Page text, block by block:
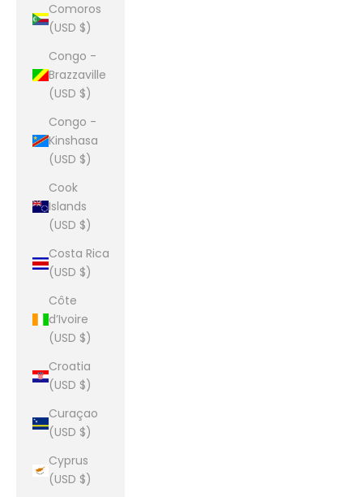
Comoros
(USD $)
Congo -
Brazzaville
(USD $)
Congo -
Kinshasa
(USD $)
Cook
Islands
(USD $)
Costa Rica
(USD $)
Côte
d’Ivoire
(USD $)
Croatia
(USD $)
Curaçao
(USD $)
Cyprus
(USD $)